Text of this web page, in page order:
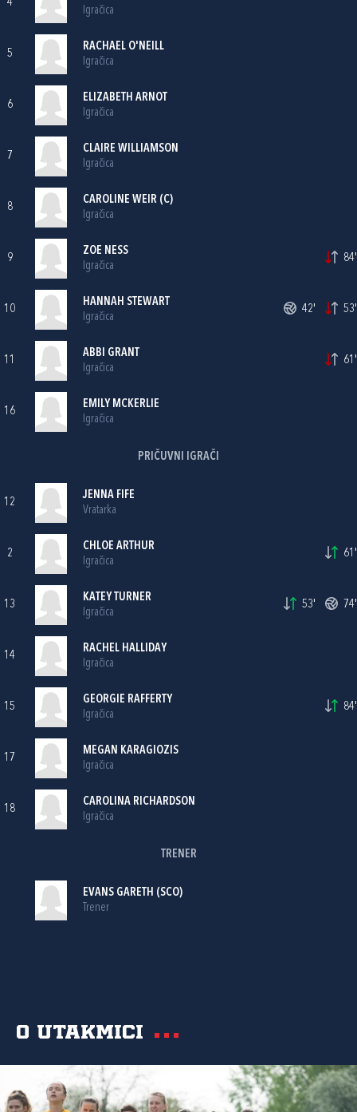
4
Igračica
5
RACHAEL O'NEILL
Igračica
6
ELIZABETH ARNOT
Igračica
7
CLAIRE WILLIAMSON
Igračica
8
CAROLINE WEIR (C)
Igračica
9
ZOE NESS
Igračica
84'
10
HANNAH STEWART
Igračica
42' 53'
11
ABBI GRANT
Igračica
61'
16
EMILY MCKERLIE
Igračica
PRIČUVNI IGRAČI
12
JENNA FIFE
Vratarka
2
CHLOE ARTHUR
Igračica
61'
13
KATEY TURNER
Igračica
53' 74'
14
RACHEL HALLIDAY
Igračica
15
GEORGIE RAFFERTY
Igračica
84'
17
MEGAN KARAGIOZIS
Igračica
18
CAROLINA RICHARDSON
Igračica
TRENER
EVANS GARETH (SCO)
Trener
O utakmici